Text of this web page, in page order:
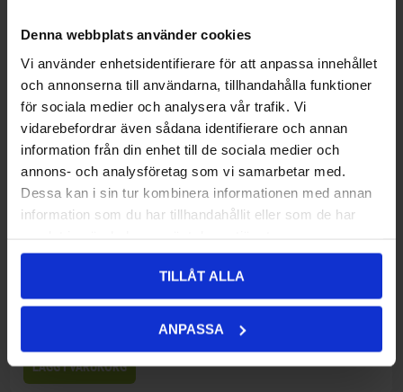
Denna webbplats använder cookies
Vi använder enhetsidentifierare för att anpassa innehållet
och annonserna till användarna, tillhandahålla funktioner
för sociala medier och analysera vår trafik. Vi
vidarebefordrar även sådana identifierare och annan
information från din enhet till de sociala medier och
annons- och analysföretag som vi samarbetar med.
Dessa kan i sin tur kombinera informationen med annan
information som du har tillhandahållit eller som de har
TILLÅT ALLA
ANPASSA
LÄGG I VARUKORG
9
A00283-
1702
SUPPORTING PLATE,REVERSE SHAFT
17×29×5 INTERCHANGEABLE WITH 101018-
0378
72,00 kr
10 A00283-1201
OIL SEAL 11.6×24×10
LÄGG I VARUKORG